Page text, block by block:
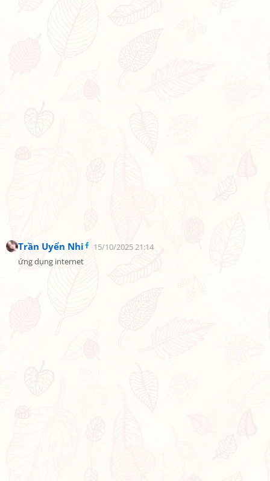
Trần Uyển Nhi
15/10/2025 21:14
ứng dụng internet